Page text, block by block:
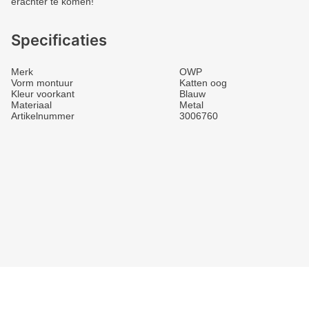
Specificaties
Merk
OWP
Vorm montuur
Katten oog
Kleur voorkant
Blauw
Materiaal
Metal
Artikelnummer
3006760